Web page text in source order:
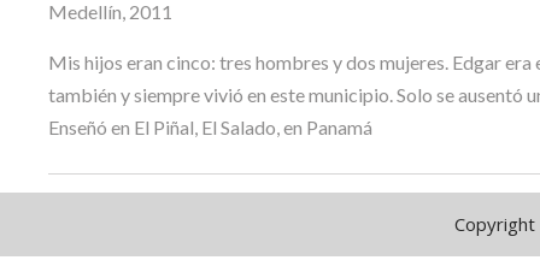
Medellín, 2011
Mis hijos eran cinco: tres hombres y dos mujeres. Edgar
también y siempre vivió en este municipio. Solo se
Enseñó en El Piñal, El Salado, en Panamá
Copyright